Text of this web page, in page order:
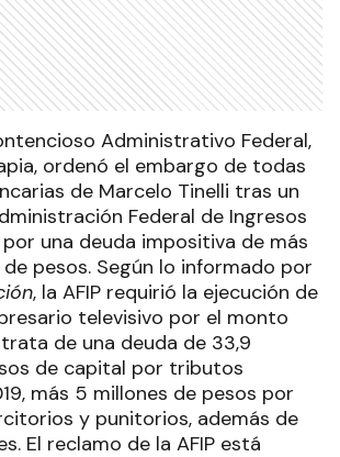
Administrativo Federal,
ordenó el embargo de todas
de Marcelo Tinelli tras un
Federal de Ingresos
por una deuda impositiva de más
pesos. Según lo informado por
, la AFIP requirió la ejecución de
televisivo por el monto
de una deuda de 33,9
de capital por tributos
más 5 millones de pesos por
y punitorios, además de
El reclamo de la AFIP está